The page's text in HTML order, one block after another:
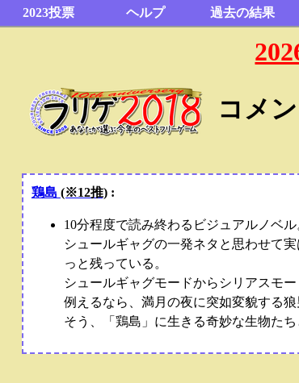
2023投票 ヘルプ 過去の結果
コメ
鶏島 (※12推):
10分程度で読み終わるビジュアルノベル
シュールギャグの一発ネタと思わせて
っと残っている。
シュールギャグモードからシリアスモ
例えるなら、満月の夜に突如変貌する
そう、「鶏島」に生きる奇妙な生物たち